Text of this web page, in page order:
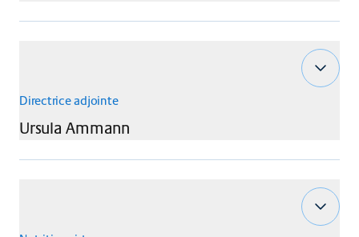
Directrice adjointe
UrsulaAmmann